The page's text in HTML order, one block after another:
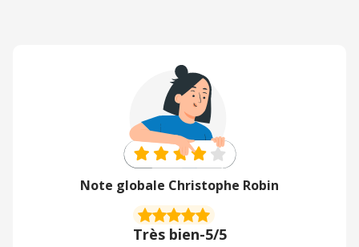
Note globale Christophe Robin
Très bien-5/5